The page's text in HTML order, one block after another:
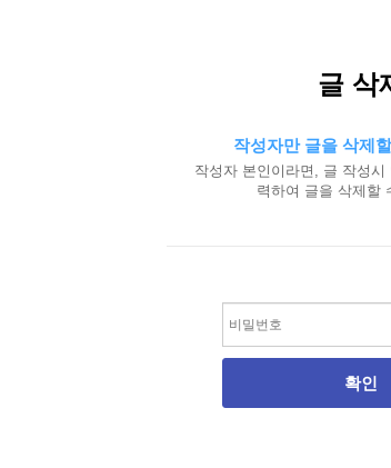
글 삭
작성자만 글을 삭제
작성자 본인이라면, 글 작성시
력하여 글을 삭제할